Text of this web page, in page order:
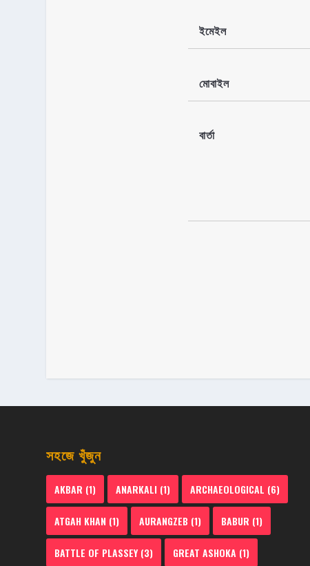
সহজে খুঁজুন
AKBAR (1) ANARKALI (1) ARCHAEOLOGICAL (6)
ATGAH KHAN (1) AURANGZEB (1) BABUR (1)
BATTLE OF PLASSEY(3) GREAT ASHOKA (1)